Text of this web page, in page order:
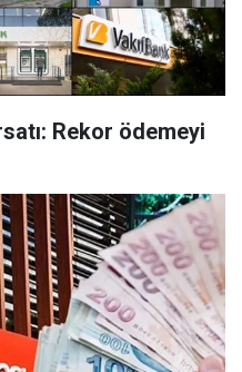
Rekor ödemeyi